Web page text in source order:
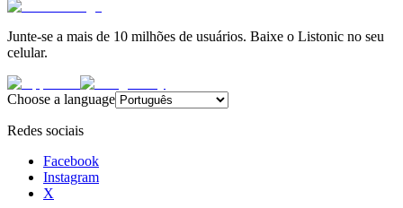
Junte-se a mais de 10 milhões de usuários. Baixe o Listonic no seu
celular.
Choose a language
Redes sociais
Facebook
Instagram
X